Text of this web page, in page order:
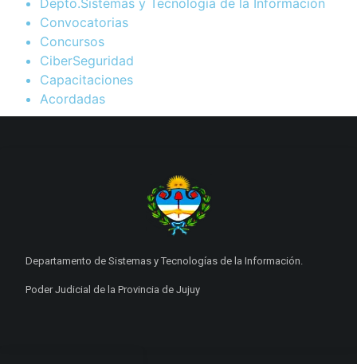
Depto.Sistemas y Tecnología de la Información
Convocatorias
Concursos
CiberSeguridad
Capacitaciones
Acordadas
Departamento de Sistemas y Tecnologías de la Información.
Poder Judicial de la Provincia de Jujuy